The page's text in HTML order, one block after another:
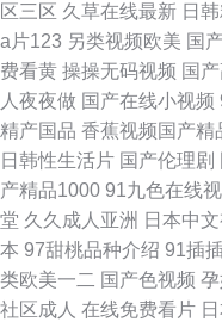
区三区 久草在线最新 日
a片123 另类视频欧美 国
费看黄 操操无码视频 国
人夜夜做 国产在线小视频
精产国品 香蕉视频国产精
日韩性生活片 国产伦理剧
产精品1000 91九色在线
堂 久久成人亚洲 日本中
本 97甜桃品种介绍 91插
类欧美一二 国产色视频
社区成人 在线免费看片